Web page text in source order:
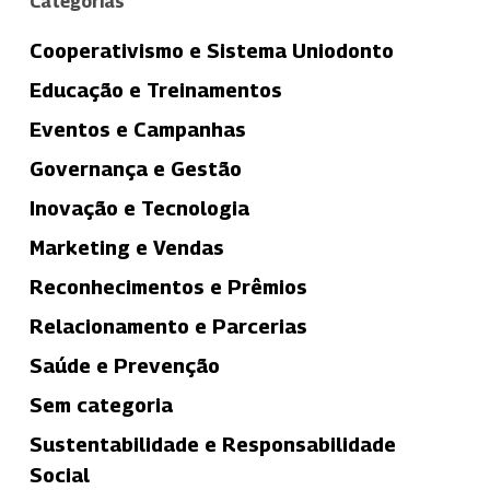
Cooperativismo e Sistema Uniodonto
Educação e Treinamentos
Eventos e Campanhas
Governança e Gestão
Inovação e Tecnologia
Marketing e Vendas
Reconhecimentos e Prêmios
Relacionamento e Parcerias
Saúde e Prevenção
Sem categoria
Sustentabilidade e Responsabilidade
Social